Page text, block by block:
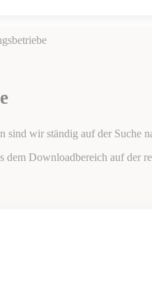
wir ständig auf der Suche
Downloadbereich auf der